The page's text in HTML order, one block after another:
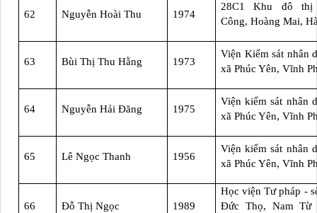
62 Nguyễn Hoài Thu 1974
28C1 Khu đô
Công, Hoàng Mai,
63 Bùi Thị Thu Hằng 1973
Viện Kiểm sát nhân
xã Phúc Yên, Vĩnh
64 Nguyễn Hải Đăng 1975
Viện kiểm sát nhân
xã Phúc Yên, Vĩnh
65 Lê Ngọc Thanh 1956
Viện kiếm sát nhân
xã Phúc Yên, Vĩnh
66 Đỗ Thị Ngọc 1989
Học viện Tư pháp -
Đức Thọ, Nam Từ